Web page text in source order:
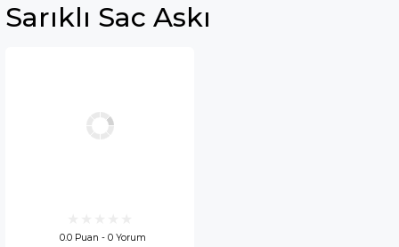
Sarıklı Sac Askı
0.0 Puan - 0 Yorum